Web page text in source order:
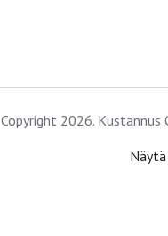
Copyright 2026. Kustannus